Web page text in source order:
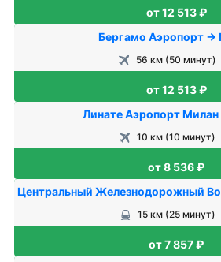
от 12 513 ₽
Бергамо Аэропорт →
56 км (50 минут)
от 12 513 ₽
Линате Аэропорт
10 км (10 минут)
от 8 536 ₽
Центральный Железнодорожный
15 км (25 минут)
от 7 857 ₽